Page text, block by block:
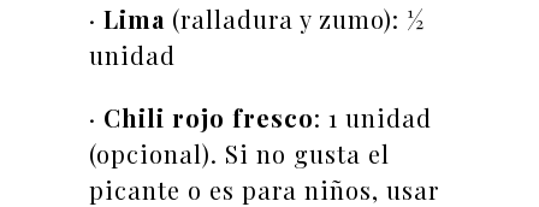
· Lima (ralladura y zumo): ½
unidad
· Chili rojo fresco: 1 unidad
(opcional). Si no gusta el
picante o es para niños, usar